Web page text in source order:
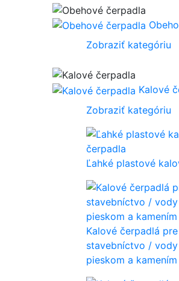
Zobraziť kategóriu
Kalové
Zobraziť kategóriu
Ľahké plastové
Kalové čerpadlá pre
stavebníctvo /
pieskom a kamením